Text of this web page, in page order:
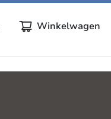
Winkelwagen